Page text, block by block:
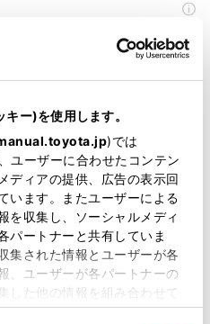
ー)を使用します。
)では
ユーザーに合わせたコンテン
ディアの提供、広告の表示回
います。またユーザーによる
を収集し、ソーシャルメディ
パートナーと共有していま
集された情報とユーザーが各
、ユーザーが各パートナーの
した他の情報を組み合わせて
ェブサイトの使用を続行する